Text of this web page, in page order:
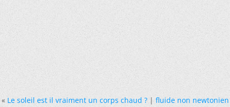
« Le soleil est il vraiment un corps chaud ?|fluide non newtonien